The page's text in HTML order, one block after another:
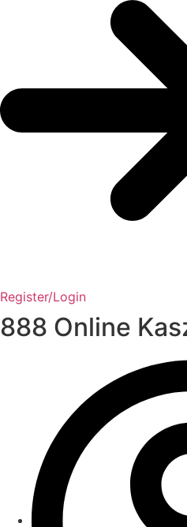
Register/Login
888 Online